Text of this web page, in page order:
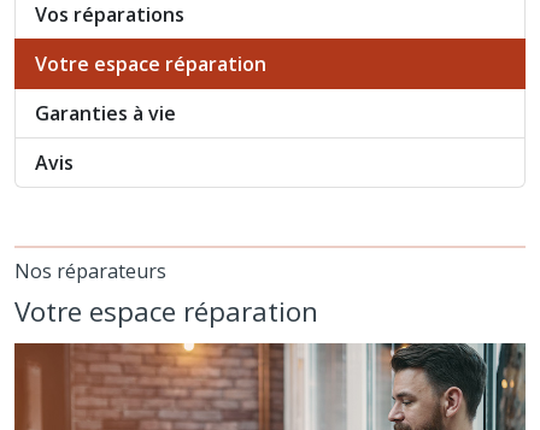
Vos réparations
Votre espace réparation
Garanties à vie
Avis
Nos réparateurs
Votre espace réparation